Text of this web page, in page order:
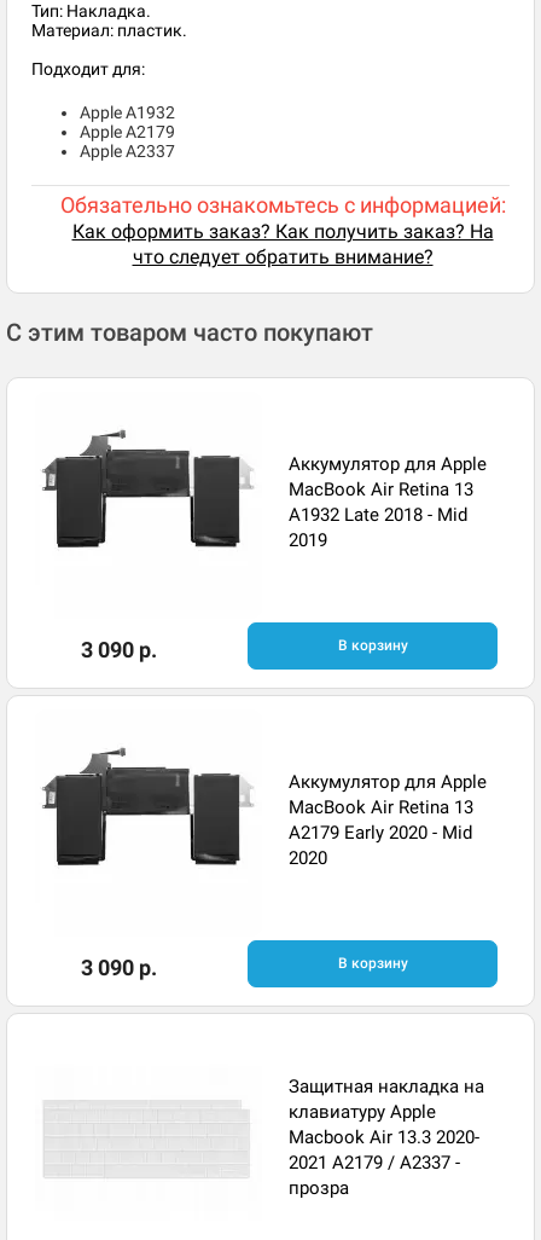
Тип: Накладка.
Материал: пластик.
Подходит для:
Apple A1932
Apple A2179
Apple A2337
Обязательно ознакомьтесь с информацией:
Как оформить заказ? Как получить заказ? На
что следует обратить внимание?
С этим товаром часто покупают
Аккумулятор для Apple
MacBook Air Retina 13
A1932 Late 2018 - Mid
2019
3 090 р. В корзину
Аккумулятор для Apple
MacBook Air Retina 13
A2179 Early 2020 - Mid
2020
3 090 р. В корзину
Защитная накладка на
клавиатуру Apple
Macbook Air 13.3 2020-
2021 A2179 / A2337 -
прозра